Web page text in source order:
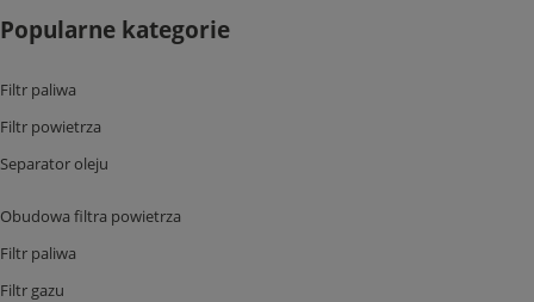
Popularne kategorie
Filtr paliwa
Filtr powietrza
Separator oleju
Obudowa filtra powietrza
Filtr paliwa
Filtr gazu